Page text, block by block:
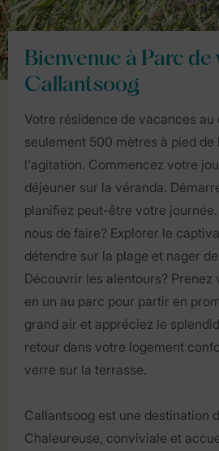
Bienvenue à Parc
Callantsoog
Votre résidence de vacances
seulement 500 mètres à pied de
l'agitation. Commencez votre
déjeuner sur la véranda.
planifiez peut-être votre
nous de faire? Explorer le
détendre sur la plage et nager
Découvrir les alentours? Prenez
en un au parc pour partir en
grand air et appréciez le
retour dans votre logement
verre sur la terrasse.
Callantsoog est une destination
Chaleureuse, conviviale et